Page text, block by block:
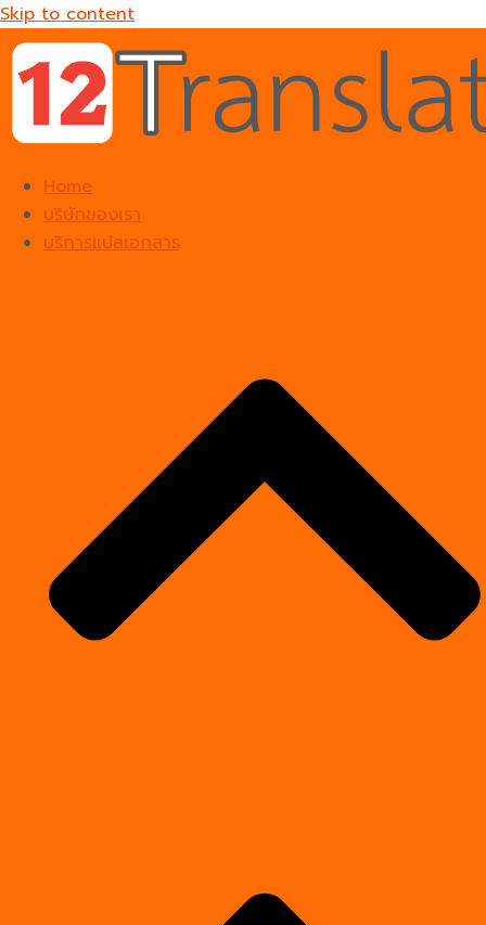
Skip to content
Home
บริษัทของเรา
บริการแปลเอกสาร